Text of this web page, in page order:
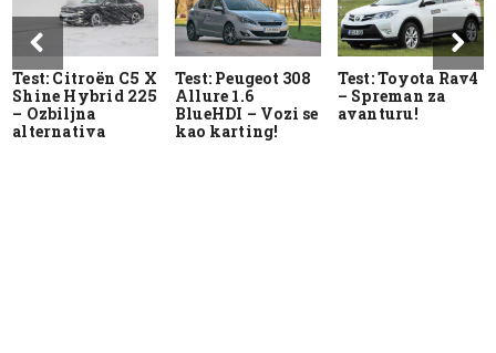
Test: Citroën C5 X
Shine Hybrid 225
– Ozbiljna
alternativa
Test: Peugeot 308
Allure 1.6
BlueHDI – Vozi se
kao karting!
Test: Toyota Rav4
– Spreman za
avanturu!